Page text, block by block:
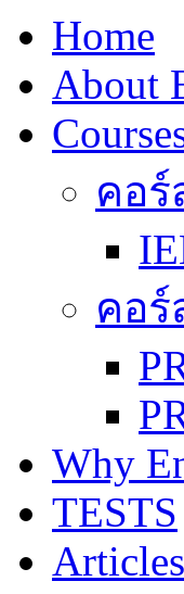
Home
About
คอร์
คอร์
Why
TESTS
Articles